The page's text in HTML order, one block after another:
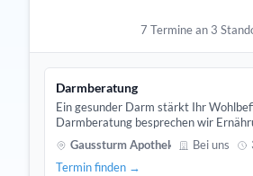
7 Termine an 3
Darmberatung
Ein gesunder Darm stärkt Ihr
Darmberatung besprechen wir
Grunderkrankungen und Auslöser
der Vielfalt an Pro- und Präbiotika
für Sie.
Gaussturm Apotheke Bei uns
Termin finden →